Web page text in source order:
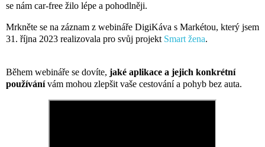
se nám car-free žilo lépe a pohodlněji.
Mrkněte se na záznam z webináře DigiKáva s Markétou, který jsem
31. října 2023 realizovala pro svůj projekt Smart žena.
Během webináře se dovíte, jaké aplikace a jejich konkrétní
používánívám mohou zlepšit vaše cestování a pohyb bez auta.